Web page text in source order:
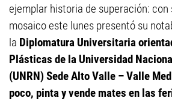
ejemplar historia de superación: con
mosaico este lunes presentó su
la Diplomatura Universitaria
Plásticas de la Universidad
(UNRN) Sede Alto Valle – Valle
poco, pinta y vende mates en las